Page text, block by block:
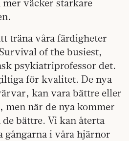
väcker starkare
träna våra färdigheter
of the busiest,
psykiatriprofessor det.
för kvalitet. De nya
kan vara bättre eller
men när de nya kommer
bättre. Vi kan återta
gångarna i våra hjärnor